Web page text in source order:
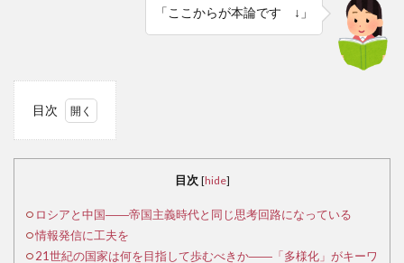
「ここからが本論です ↓」
目次
国
――
帝国
目次 [hide]
ロシアと中国――帝国主義時代と同じ思考回路になっている
情報発信に工夫を
21世紀の国家は何を目指して歩むべきか――「多様化」がキーワ